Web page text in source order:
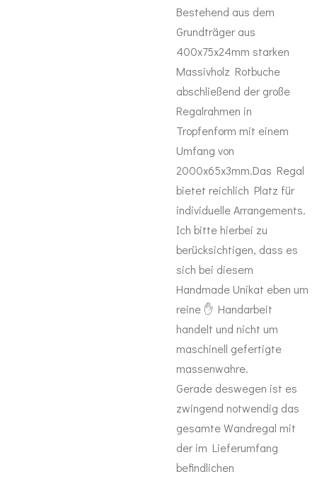
Bestehend aus dem
Grundträger aus
400x75x24mm starken
Massivholz Rotbuche
abschließend der große
Regalrahmen in
Tropfenform mit einem
Umfang von
2000x65x3mm.Das Regal
bietet reichlich Platz für
individuelle Arrangements.
Ich bitte hierbei zu
berücksichtigen, dass es
sich bei diesem
Handmade Unikat eben um
reine ✋️ Handarbeit
handelt und nicht um
maschinell gefertigte
massenwahre.
Gerade deswegen ist es
zwingend notwendig das
gesamte Wandregal mit
der im Lieferumfang
befindlichen